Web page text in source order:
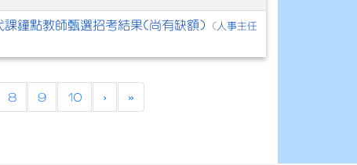
課鐘點教師甄選招考結果(尚有缺額) ( 人事主任
8 9 10 › »